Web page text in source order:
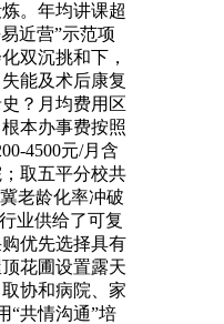
。年均讲课超
近营”示范项
双沉挑和下，
能及术后康复
？月均费用区
本办事费按照
4500元/月含
取五平分校共
老龄化率冲破
业供给了可复
优先选择具有
花圃设置露天
协和病院、家
“共情沟通”培